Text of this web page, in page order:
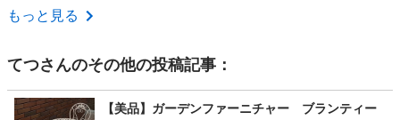
東京 府中市
もっと見る
てつさんのその他の投稿記事：
【美品】ガーデンファーニチャー ブランティー